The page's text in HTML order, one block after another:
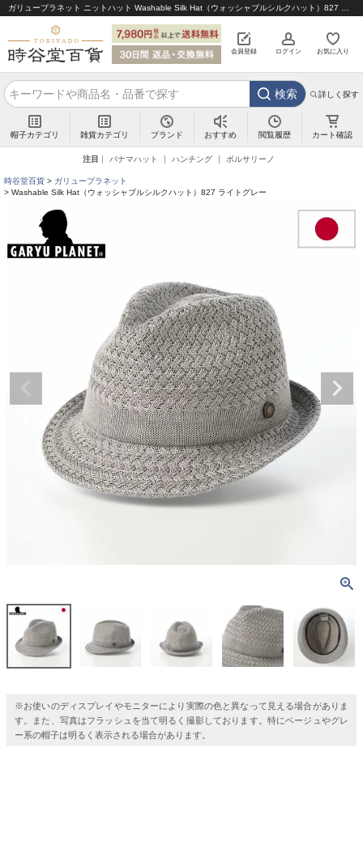
会員登録 ログイン お気に入り
検索 詳しく探す
帽子カテゴリ 雑貨カテゴリ ブランド おすすめ 閲覧履歴 カート確認
注目 パナマハット ハンチング ボルサリーノ
時谷堂百貨
ガリュープラネット
Washable Silk Hat（ウォッシャブルシルクハット）827 ライトグレー
※お使いのディスプレイやモニターにより実際の色と異なって見える場合がありま
す。また、写真はフラッシュを当て明るく撮影しております。特にベージュやグレ
ー系の帽子は明るく表示される場合があります。